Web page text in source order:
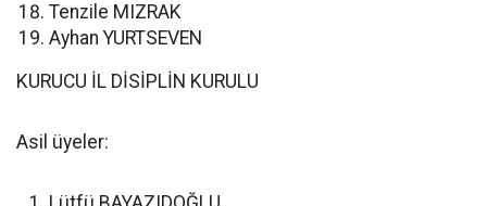
Tenzile MIZRAK
Ayhan YURTSEVEN
KURUCU İL DİSİPLİN KURULU
Asil üyeler: